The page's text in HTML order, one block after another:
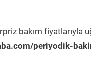
bakım fiyatlarıyla
periyodik-